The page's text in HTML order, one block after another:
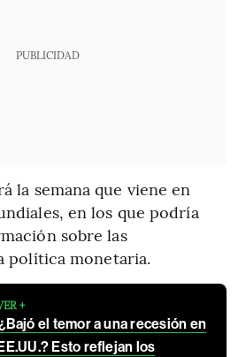
PUBLICIDAD
la semana que viene en
en los que podría
sobre las
política monetaria.
+
el temor a una recesión en
EE.UU.? Esto reflejan los